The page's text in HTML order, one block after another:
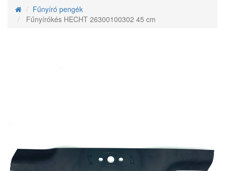
Fűnyíró pengék
Fűnyírókés HECHT 26300100302 45 cm